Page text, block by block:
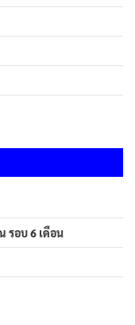
รอบ 6 เดือน